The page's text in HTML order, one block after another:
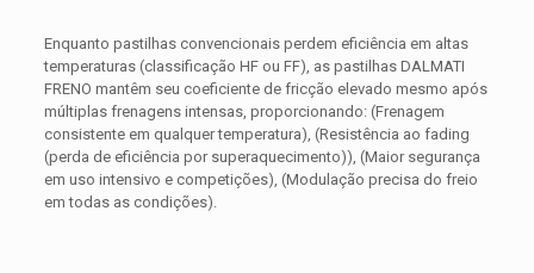
Enquanto pastilhas convencionais perdem eficiência em altas
temperaturas (classificação HF ou FF), as pastilhas DALMATI
FRENO mantêm seu coeficiente de fricção elevado mesmo após
múltiplas frenagens intensas, proporcionando: (Frenagem
consistente em qualquer temperatura), (Resistência ao fading
(perda de eficiência por superaquecimento)), (Maior segurança
em uso intensivo e competições), (Modulação precisa do freio
em todas as condições).